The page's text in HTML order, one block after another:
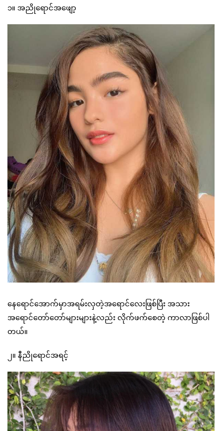
၁။ အညိုရောင်အဖျော့
နေရောင်အောက်မှာအရမ်းလှတဲ့အရောင်လေးဖြစ်ပြီး အသား
အရောင်တော်တော်များများနဲ့လည်း လိုက်ဖက်စေတဲ့ ကာလာဖြစ်ပါ
တယ်။
၂။ နီညိုရောင်အရင့်